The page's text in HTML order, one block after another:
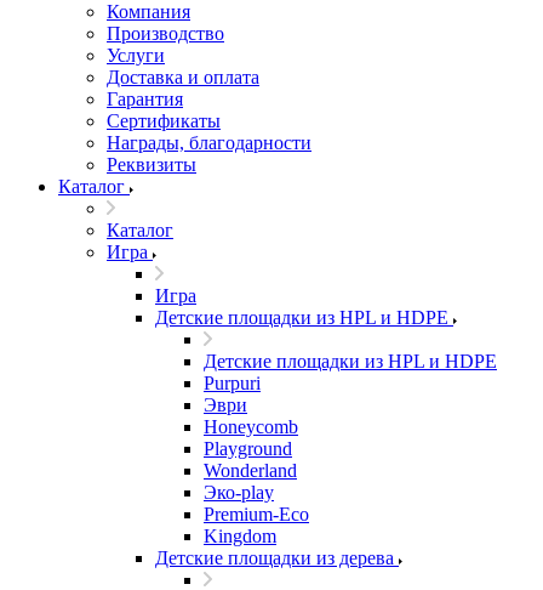
Компания
Производство
Услуги
Доставка и оплата
Гарантия
Сертификаты
Награды, благодарности
Реквизиты
Каталог
Каталог
Игра
Игра
Детские площадки из HPL и HDPE
Детские площадки из HPL и HDPE
Purpuri
Эври
Honeycomb
Playground
Wonderland
Эко-play
Premium-Eco
Kingdom
Детские площадки из дерева